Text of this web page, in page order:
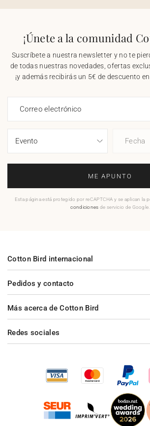
¡Únete a la comunidad
Suscríbete a nuestra newsletter y no te
de todas nuestras novedades, ofertas
¡y además recibirás un 5€ de descuento
Correo electrónico
Fecha
ME APUNTO
Esta página está protegido por reCAPTCHA y se aplican la
condiciones de servicio de Google.
Pedidos y contacto
Más acerca de Cotton Bird
Cotton Bird internacional
Redes sociales